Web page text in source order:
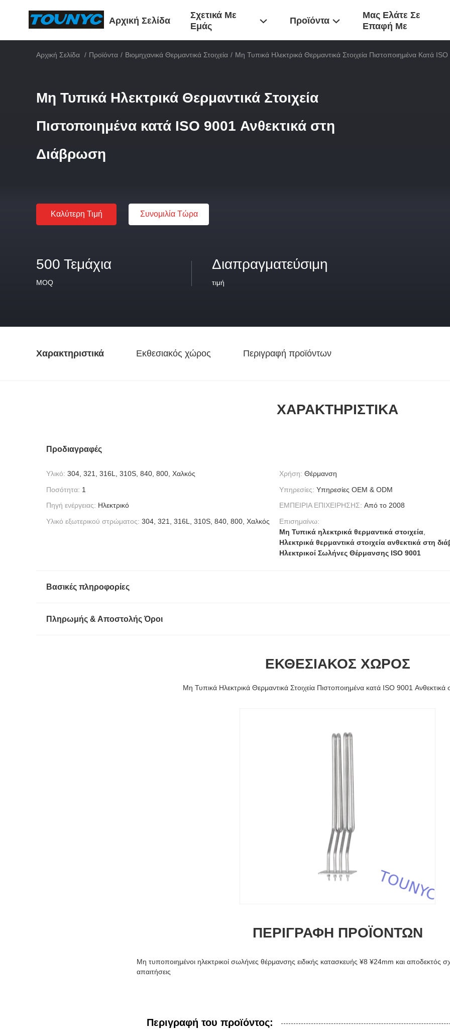
Αρχική Σελίδα
Σχετικά Με
Εμάς
Προϊόντα
Μας Ελάτε Σε
Επαφή Με
Αρχική Σελίδα / Προϊόντα / Βιομηχανικά Θερμαντικά Στοιχεία / Μη Τυπικά Ηλεκτρικά Θερμαντικά Στοιχεία Πιστοποιημένα Κατά
Μη Τυπικά Ηλεκτρικά Θερμαντικά Στοιχεία
Πιστοποιημένα κατά ISO 9001 Ανθεκτικά στη
Διάβρωση
Καλύτερη Τιμή Συνομιλία Τώρα
500 Τεμάχια
MOQ
Διαπραγματεύσιμη
τιμή
Χαρακτηριστικά Εκθεσιακός χώρος Περιγραφή προϊόντων
ΧΑΡΑΚΤΗΡΙΣΤΙΚΆ
Προδιαγραφές
Υλικό: 304, 321, 316L, 310S, 840, 800, Χαλκός Χρήση: Θέρμανση
Ποσότητα: 1 Υπηρεσίες: Υπηρεσίες OEM & ODM
Πηγή ενέργειας: Ηλεκτρικό ΕΜΠΕΙΡΙΑ ΕΠΙΧΕΙΡΗΣΗΣ: Από το 2008
Υλικό εξωτερικού στρώματος: 304, 321, 316L, 310S, 840, 800, Χαλκός
Επισημαίνω:
Μη Τυπικά ηλεκτρικά θερμαντικά στοιχεία
Ηλεκτρικά θερμαντικά στοιχεία ανθεκτικά στη
Ηλεκτρικοί Σωλήνες Θέρμανσης ISO 9001
Βασικές πληροφορίες
Πληρωμής & Αποστολής Όροι
ΕΚΘΕΣΙΑΚΌΣ ΧΏΡΟΣ
Μη Τυπικά Ηλεκτρικά Θερμαντικά Στοιχεία Πιστοποιημένα κατά ISO 9001
ΠΕΡΙΓΡΑΦΉ ΠΡΟΪΌΝΤΩΝ
Μη τυποποιημένοι ηλεκτρικοί σωλήνες θέρμανσης ειδικής κατασκευής ¥8 ¥24mm και αποδεκτός
απαιτήσεις
Περιγραφή του προϊόντος: